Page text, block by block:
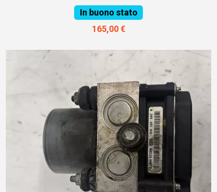
In buono stato
165,00 €